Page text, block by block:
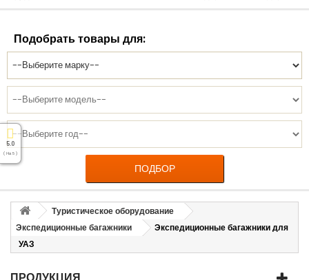
Подобрать товары для:
ПОДБОР
Туристическое оборудование
Экспедиционные багажники
Экспедиционные багажники для
УАЗ
5.0
( На 5 )